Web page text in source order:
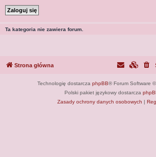
Ta kategoria nie zawiera forum.
Strona główna
Technologię dostarcza phpBB® Forum Software
Polski pakiet językowy dostarcza
Zasady ochrony danych osobowych |